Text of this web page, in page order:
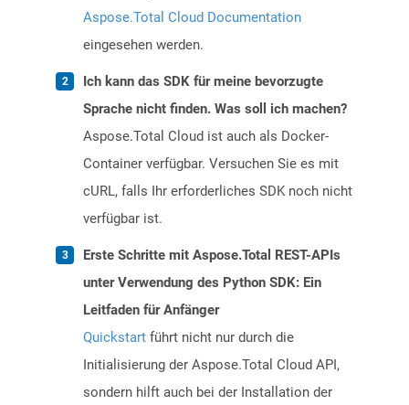
Aspose.Total Cloud Documentation
eingesehen werden.
Ich kann das SDK für meine bevorzugte
Sprache nicht finden. Was soll ich machen?
Aspose.Total Cloud ist auch als Docker-
Container verfügbar. Versuchen Sie es mit
cURL, falls Ihr erforderliches SDK noch nicht
verfügbar ist.
Erste Schritte mit Aspose.Total REST-APIs
unter Verwendung des Python SDK: Ein
Leitfaden für Anfänger
Quickstart führt nicht nur durch die
Initialisierung der Aspose.Total Cloud API,
sondern hilft auch bei der Installation der